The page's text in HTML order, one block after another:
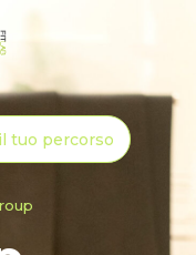
tuo percorso